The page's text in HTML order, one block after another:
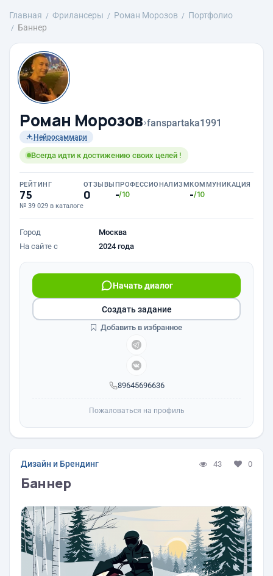
Главная Фрилансеры Роман Морозов
Портфолио
Баннер
Роман Морозов›fanspartaka1991
Нейросаммари
Всегда идти к достижению своих целей !
РЕЙТИНГ
75
№ 39 029 в каталоге
ОТЗЫВЫ
0
ПРОФЕССИОНАЛИЗМ
-/10
КОММУНИКАЦИЯ
-/10
Город
Москва
На сайте с
2024 года
89645696636
Начать диалог
Создать задание
Добавить в избранное
Пожаловаться на профиль
Дизайн и Брендинг 43 0
Баннер